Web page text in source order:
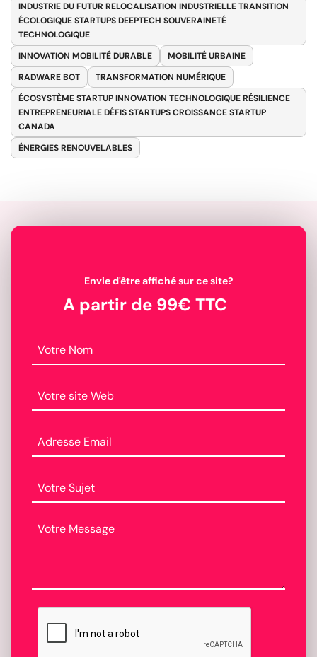
INDUSTRIE DU FUTUR RELOCALISATION INDUSTRIELLE TRANSITION
ÉCOLOGIQUE STARTUPS DEEPTECH SOUVERAINETÉ
TECHNOLOGIQUE
INNOVATION MOBILITÉ DURABLE
MOBILITÉ URBAINE
RADWARE BOT
TRANSFORMATION NUMÉRIQUE
ÉCOSYSTÈME STARTUP INNOVATION TECHNOLOGIQUE RÉSILIENCE
ENTREPRENEURIALE DÉFIS STARTUPS CROISSANCE STARTUP
CANADA
ÉNERGIES RENOUVELABLES
Envie d'être affiché sur ce site?
A partir de 99€ TTC